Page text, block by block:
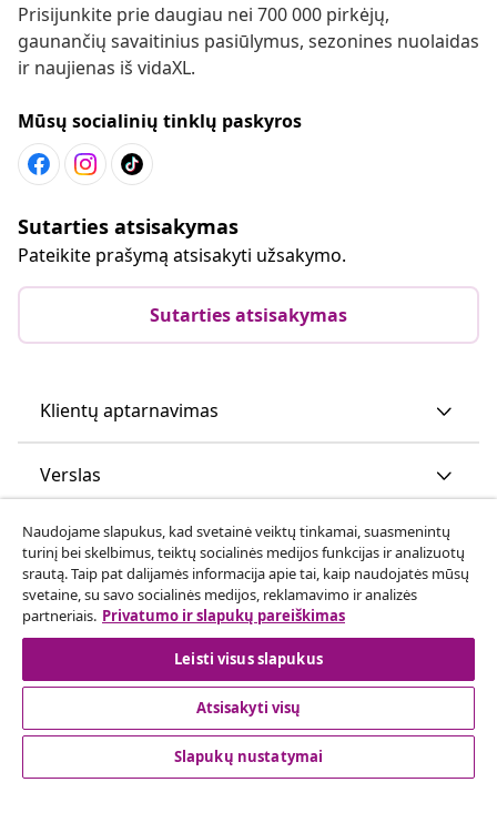
Prisijunkite prie daugiau nei 700 000 pirkėjų,
gaunančių savaitinius pasiūlymus, sezonines nuolaidas
ir naujienas iš vidaXL.
Mūsų socialinių tinklų paskyros
Sutarties atsisakymas
Pateikite prašymą atsisakyti užsakymo.
Sutarties atsisakymas
Klientų aptarnavimas
Verslas
vidaXL
Atraskite daugiau
© 2008-2026 vidaXL www.vidaxl.lt yra vidaXL Marketplace
Naudojame slapukus, kad svetainė veiktų tinkamai, suasmenintų
turinį bei skelbimus, teiktų socialinės medijos funkcijas ir analizuotų
srautą. Taip pat dalijamės informacija apie tai, kaip naudojatės mūsų
svetaine, su savo socialinės medijos, reklamavimo ir analizės
partneriais. Privatumo ir slapukų pareiškimas
Leisti visus slapukus
Atsisakyti visų
Slapukų nustatymai